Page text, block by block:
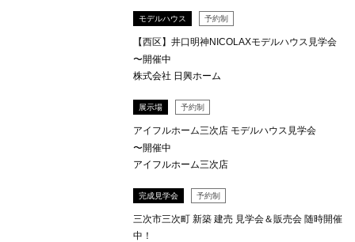
モデルハウス 予約制
【西区】井口明神NICOLAXモデルハウス見学会
〜開催中
株式会社 日興ホーム
展示場 予約制
アイフルホーム三次店 モデルハウス見学会
〜開催中
アイフルホーム三次店
完成見学会 予約制
三次市三次町 新築 建売 見学会＆販売会 随時開催
中！